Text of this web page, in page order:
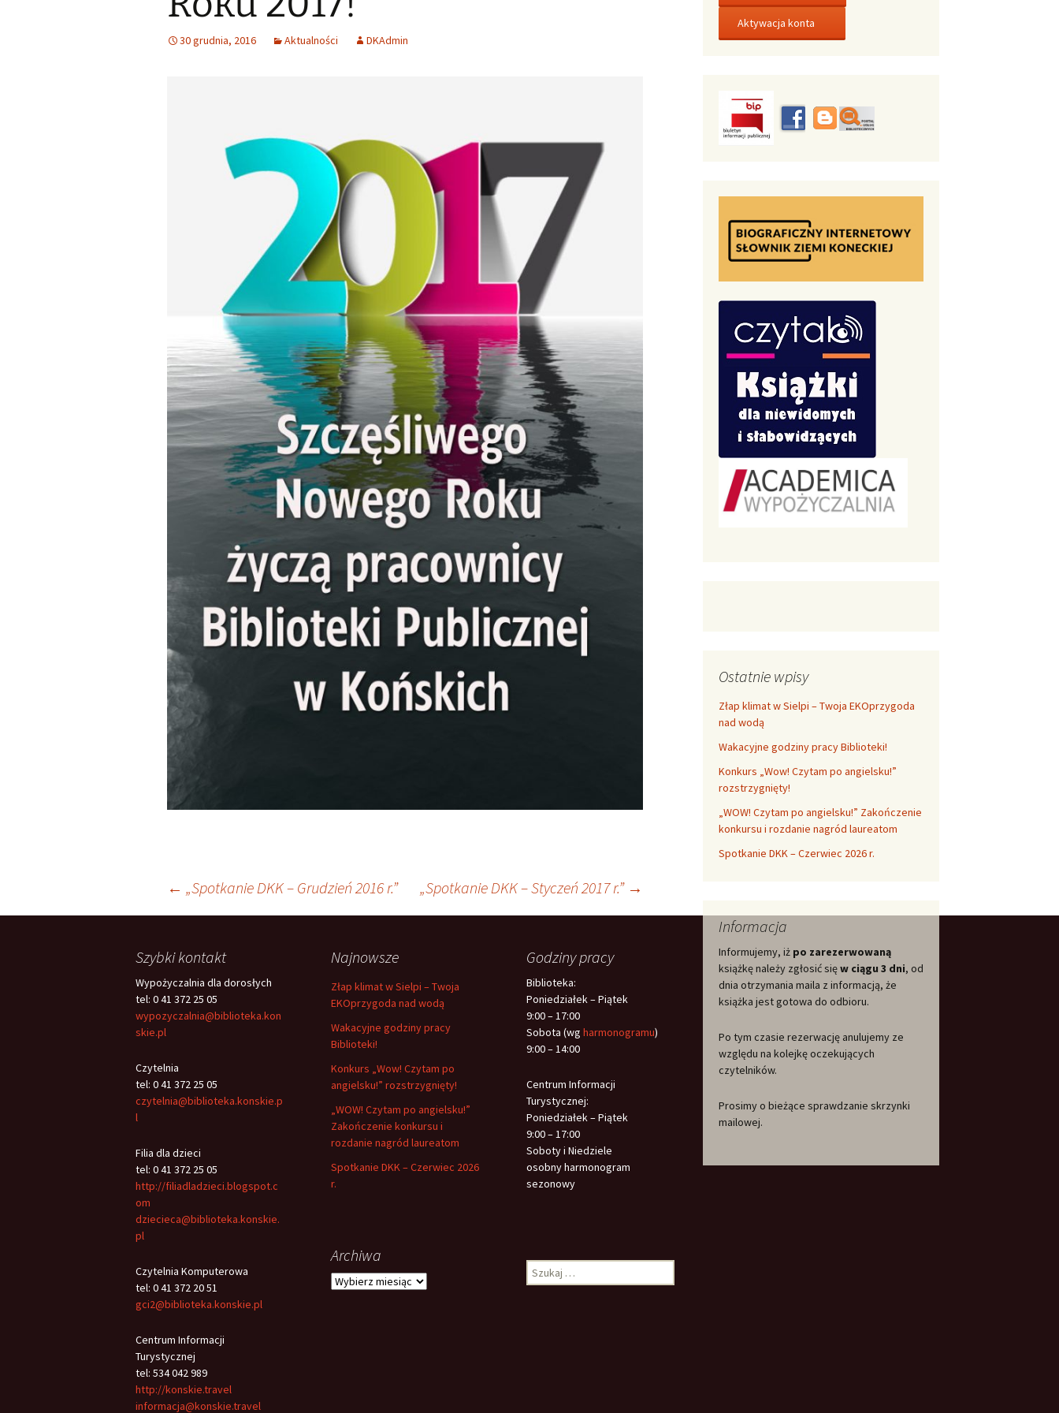
Małoletnich Małoletnich – wersja
Deklaracja dostępności
Literary Language
Workshops / Literackie
Warsztaty Językowe
Konkurs: WOW! Czytam
Po Angielsku
English Club
30 grudnia, 2016 Aktualności DKAdmin
Nawigacja
← „Spotkanie DKK – Grudzień 2016 r.” „Spotkanie DKK – Styczeń 2017 r.” →
Ostatnie wpisy
Złap klimat w Sielpi – Twoja EKOprzygoda
nad wodą
Wakacyjne godziny pracy Biblioteki!
Konkurs „Wow! Czytam po angielsku!”
rozstrzygnięty!
„WOW! Czytam po angielsku!” Zakończenie
konkursu i rozdanie nagród laureatom
Spotkanie DKK – Czerwiec 2026 r.
Informacja
Informujemy, iż po zarezerwowaną
książkę należy zgłosić sięw ciągu 3 dni, od
dnia otrzymania maila z informacją, że
książka jest gotowa do odbioru.
Po tym czasie rezerwację anulujemy ze
względu na kolejkę oczekujących
czytelników.
Prosimy o bieżące sprawdzanie skrzynki
mailowej.
Szybki kontakt
Wypożyczalnia dla dorosłych
tel: 0 41 372 25 05
wypozyczalnia@biblioteka.kon
skie.pl
Czytelnia
tel: 0 41 372 25 05
czytelnia@biblioteka.konskie.p
l
Filia dla dzieci
tel: 0 41 372 25 05
http://filiadladzieci.blogspot.c
om
dziecieca@biblioteka.konskie.
pl
Czytelnia Komputerowa
tel: 0 41 372 20 51
gci2@biblioteka.konskie.pl
Centrum Informacji
Turystycznej
tel: 534 042 989
http://konskie.travel
informacja@konskie.travel
Najnowsze
Złap klimat w Sielpi – Twoja
EKOprzygoda nad wodą
Wakacyjne godziny pracy
Biblioteki!
Konkurs „Wow! Czytam po
angielsku!” rozstrzygnięty!
„WOW! Czytam po angielsku!”
Zakończenie konkursu i
rozdanie nagród laureatom
Spotkanie DKK – Czerwiec 2026
r.
Godziny pracy
Biblioteka:
Poniedziałek – Piątek
9:00 – 17:00
Sobota (wg harmonogramu)
9:00 – 14:00
Centrum Informacji
Turystycznej:
Poniedziałek – Piątek
9:00 – 17:00
Soboty i Niedziele
osobny harmonogram
sezonowy
Archiwa
Archiwa
Szukaj: